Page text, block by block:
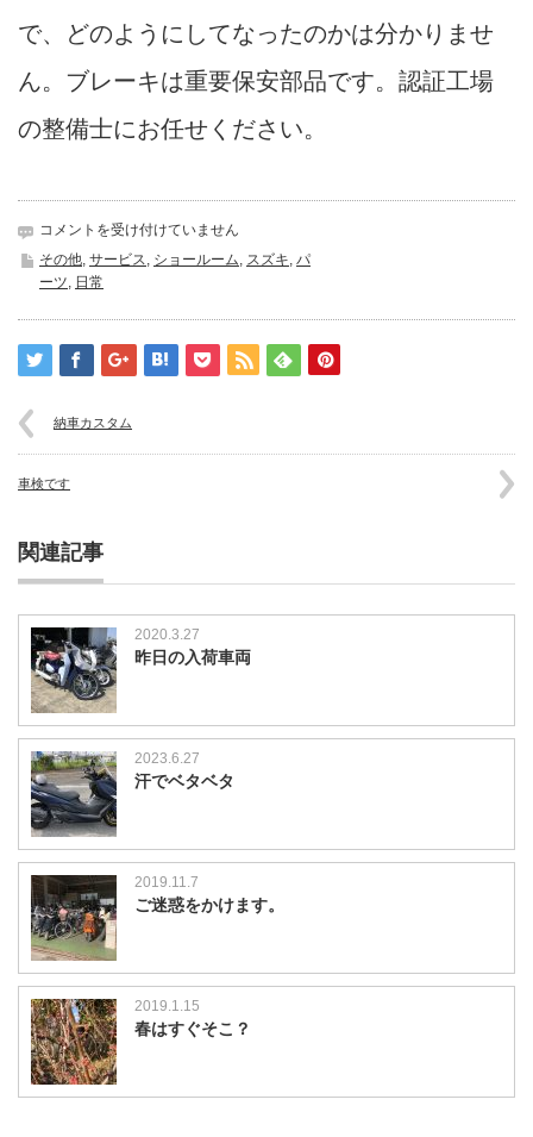
で、どのようにしてなったのかは分かりませ
ん。ブレーキは重要保安部品です。認証工場
の整備士にお任せください。
違
和
コメントを受け付けていません
その他, サービス, ショールーム, スズキ, パ
ーツ, 日常
納車カスタム
車検です
関連記事
2020.3.27
昨日の入荷車両
2023.6.27
汗でベタベタ
2019.11.7
ご迷惑をかけます。
2019.1.15
春はすぐそこ？